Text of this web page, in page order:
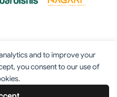
and to improve your
you consent to our use of
Disclaimer
Iklan